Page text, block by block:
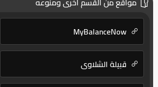
MyBalanceNow
قبيلة الشلاوى